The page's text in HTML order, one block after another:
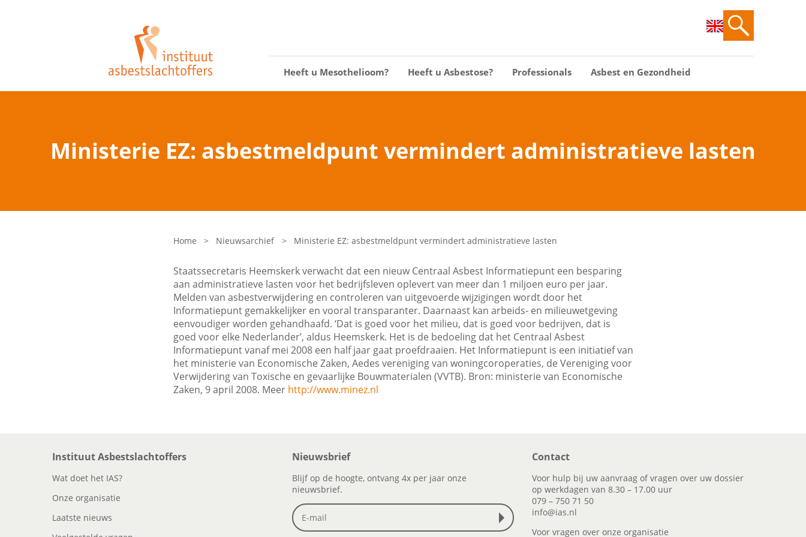
Heeft u Mesothelioom? Heeft u Asbestose? Professionals Asbest en Gezondheid
Ministerie EZ: asbestmeldpunt vermindert administratieve lasten
Home > Nieuwsarchief > Ministerie EZ: asbestmeldpunt vermindert administratieve lasten
Staatssecretaris Heemskerk verwacht dat een nieuw Centraal Asbest Informatiepunt een besparing
aan administratieve lasten voor het bedrijfsleven oplevert van meer dan 1 miljoen euro per jaar.
Melden van asbestverwijdering en controleren van uitgevoerde wijzigingen wordt door het
Informatiepunt gemakkelijker en vooral transparanter. Daarnaast kan arbeids- en milieuwetgeving
eenvoudiger worden gehandhaafd. ‘Dat is goed voor het milieu, dat is goed voor bedrijven, dat is
goed voor elke Nederlander’, aldus Heemskerk. Het is de bedoeling dat het Centraal Asbest
Informatiepunt vanaf mei 2008 een half jaar gaat proefdraaien. Het Informatiepunt is een initiatief van
het ministerie van Economische Zaken, Aedes vereniging van woningcoroperaties, de Vereniging voor
Verwijdering van Toxische en gevaarlijke Bouwmaterialen (VVTB). Bron: ministerie van Economische
Zaken, 9 april 2008. Meer http://www.minez.nl
Instituut Asbestslachtoffers
Wat doet het IAS?
Onze organisatie
Laatste nieuws
Nieuwsbrief
Blijf op de hoogte, ontvang 4x per jaar onze
nieuwsbrief.
Contact
Voor hulp bij uw aanvraag of vragen over uw dossier
op werkdagen van 8.30 – 17.00 uur
079 – 750 71 50
info@ias.nl
Voor vragen over onze organisatie